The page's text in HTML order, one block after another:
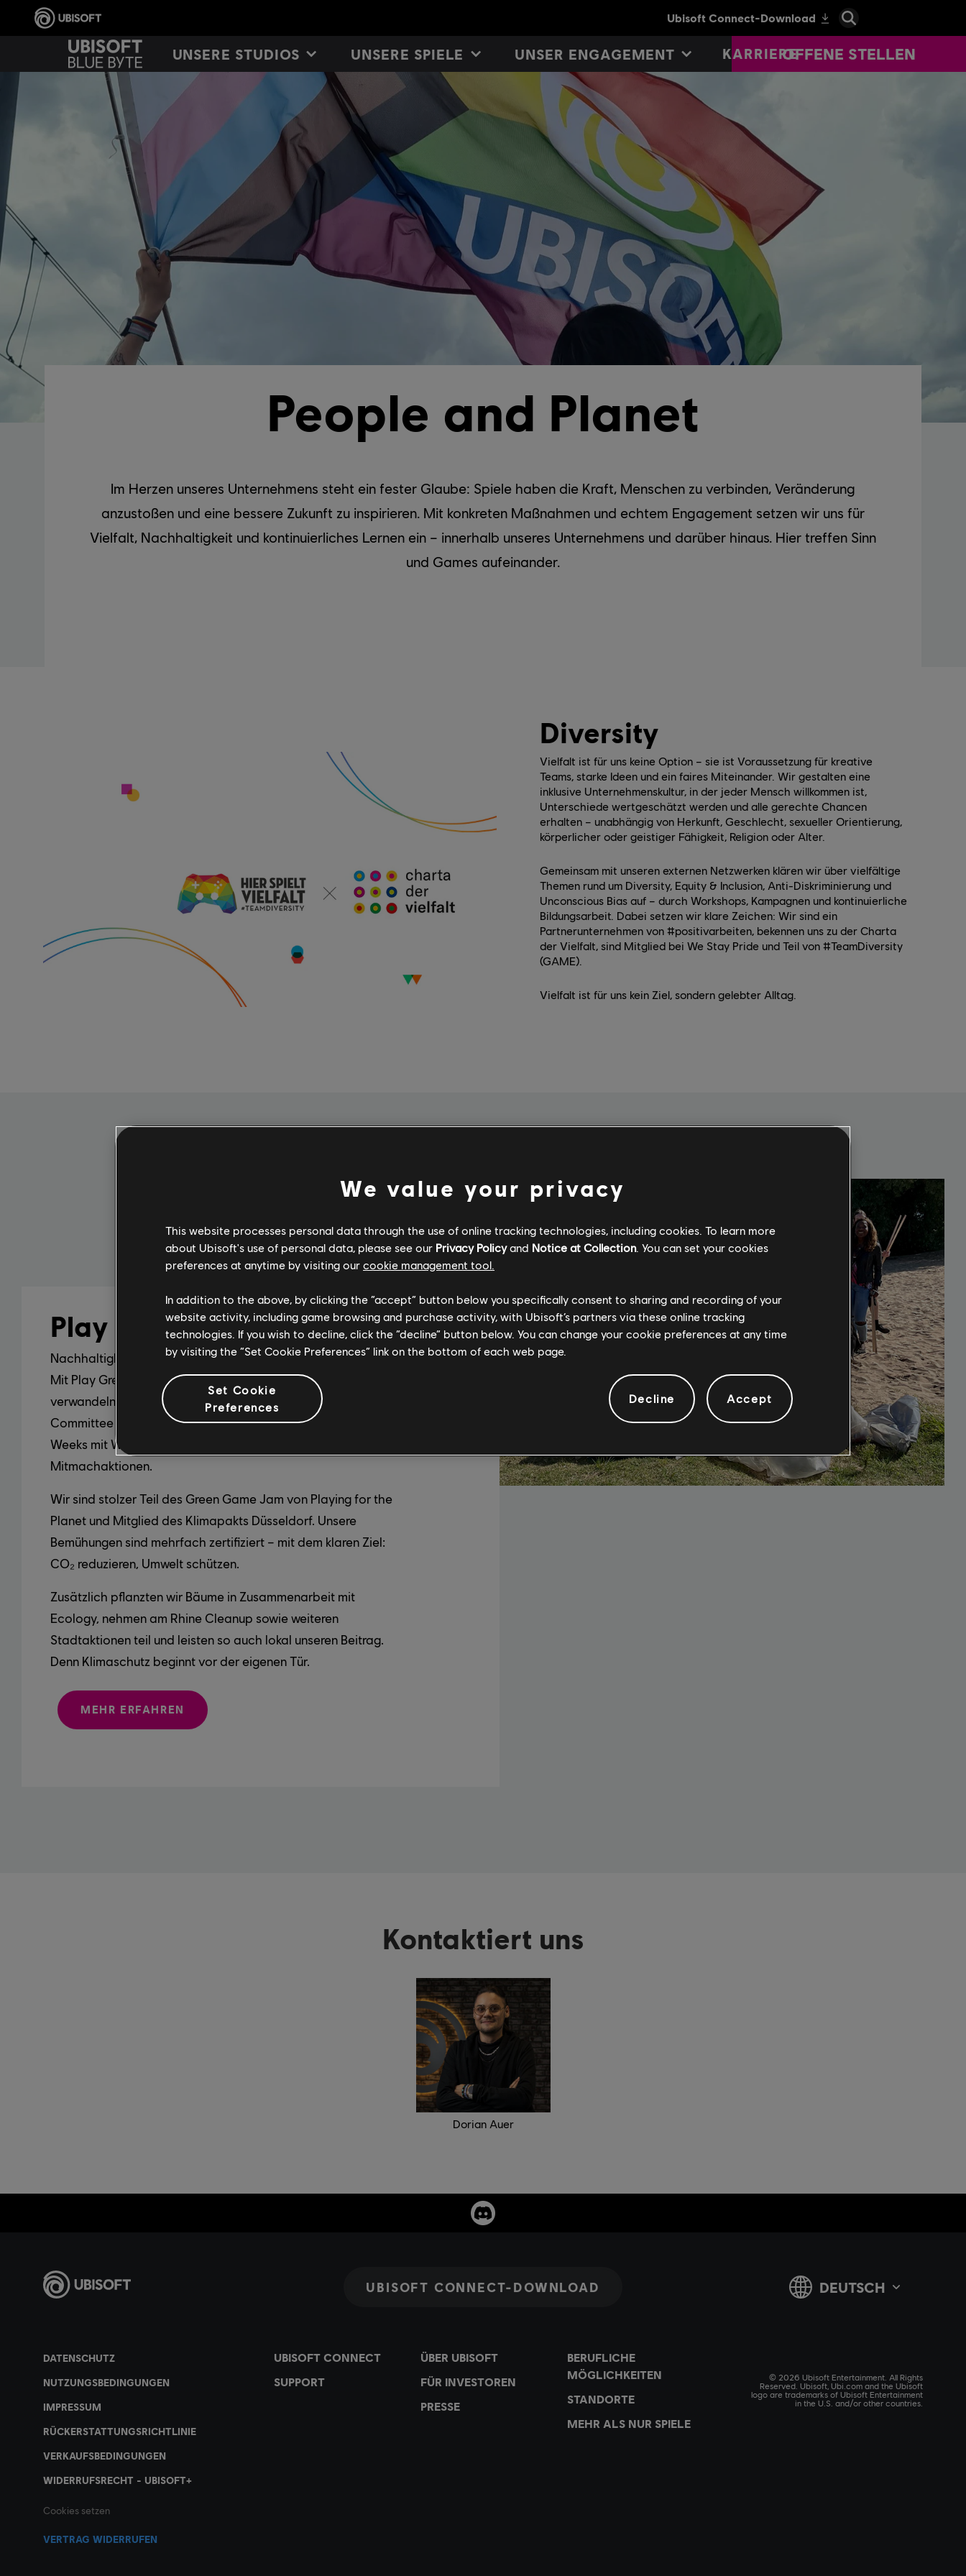
UNSERE STUDIOS UNSERE SPIELE UNSER ENGAGEMENT KARRIEREOFFENE STELLEN
People and Planet
Im Herzen unseres Unternehmens steht ein fester Glaube: Spiele haben die Kraft, Menschen zu verbinden, Veränderung
anzustoßen und eine bessere Zukunft zu inspirieren. Mit konkreten Maßnahmen und echtem Engagement setzen wir uns für
Vielfalt, Nachhaltigkeit und kontinuierliches Lernen ein – innerhalb unseres Unternehmens und darüber hinaus. Hier treffen Sinn
und Games aufeinander.
Diversity
Vielfalt ist für uns keine Option – sie ist Voraussetzung für kreative
Teams, starke Ideen und ein faires Miteinander. Wir gestalten eine
inklusive Unternehmenskultur, in der jeder Mensch willkommen ist,
Unterschiede wertgeschätzt werden und alle gerechte Chancen
erhalten – unabhängig von Herkunft, Geschlecht, sexueller Orientierung,
körperlicher oder geistiger Fähigkeit, Religion oder Alter.
Gemeinsam mit unseren externen Netzwerken klären wir über vielfältige
Themen rund um Diversity, Equity & Inclusion, Anti-Diskriminierung und
Unconscious Bias auf – durch Workshops, Kampagnen und kontinuierliche
Bildungsarbeit. Dabei setzen wir klare Zeichen: Wir sind ein
Partnerunternehmen von #positivarbeiten, bekennen uns zu der Charta
der Vielfalt, sind Mitglied bei We Stay Pride und Teil von #TeamDiversity
(GAME).
Vielfalt ist für uns kein Ziel, sondern gelebter Alltag.
Play Green
Nachhaltigkeit ist für uns kein Trend, sondern Verantwortung.
Mit Play Green, unserer Initiative für aktiven Klimaschutz,
verwandeln wir Engagement in echte Wirkung. Unser Green
Committee organisiert regelmäßig Green Days und Green
Weeks mit Workshops, Vorträgen, Tauschmärkten und
Mitmachaktionen.
Wir sind stolzer Teil des Green Game Jam von Playing for the
Planet und Mitglied des Klimapakts Düsseldorf. Unsere
Bemühungen sind mehrfach zertifiziert – mit dem klaren Ziel:
CO₂ reduzieren, Umwelt schützen.
Zusätzlich pflanzten wir Bäume in Zusammenarbeit mit
Ecology, nehmen am Rhine Cleanup sowie weiteren
Stadtaktionen teil und leisten so auch lokal unseren Beitrag.
Denn Klimaschutz beginnt vor der eigenen Tür.
MEHR ERFAHREN
Kontaktiert uns
Dorian Auer
We value your privacy
This website processes personal data through the use of online tracking technologies, including cookies. To learn more
about Ubisoft's use of personal data, please see our Privacy Policyand Notice at Collection. You can set your cookies
preferences at anytime by visiting our cookie management tool.
In addition to the above, by clicking the “accept” button below you specifically consent to sharing and recording of your
website activity, including game browsing and purchase activity, with Ubisoft’s partners via these online tracking
technologies. If you wish to decline, click the “decline” button below. You can change your cookie preferences at any time
by visiting the “Set Cookie Preferences” link on the bottom of each web page.
Set Cookie
Preferences
Decline Accept